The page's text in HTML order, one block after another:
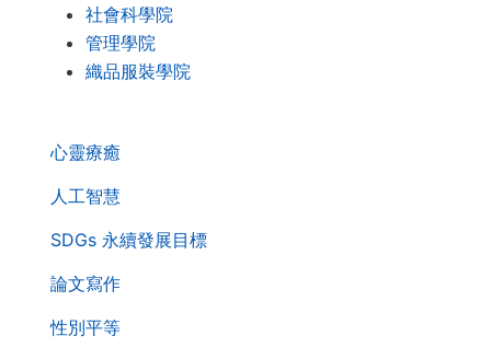
第
二
層
覽
列
心靈療癒
人工智慧
SDGs 永續發展目標
論文寫作
性別平等
社會科學院
管理學院
織品服裝學院